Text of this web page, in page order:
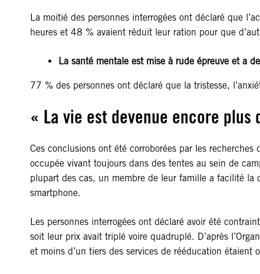
La moitié des personnes interrogées ont déclaré que
heures et 48 % avaient réduit leur ration pour que
La santé mentale est mise à rude épreuve et a
77 % des personnes ont déclaré que la tristesse,
« La vie est devenue encore
Ces conclusions ont été corroborées par les
occupée vivant toujours dans des tentes au sein de
plupart des cas, un membre de leur famille a facilité la
smartphone.
Les personnes interrogées ont déclaré avoir été
soit leur prix avait triplé voire quadruplé. D’après
et moins d’un tiers des services de rééducation étaient